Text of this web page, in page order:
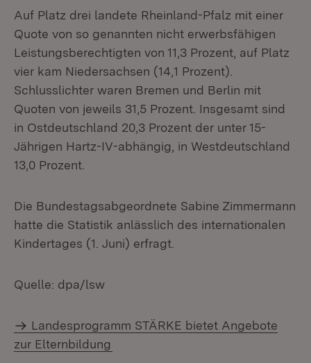
Auf Platz drei landete Rheinland-Pfalz mit einer
Quote von so genannten nicht erwerbsfähigen
Leistungsberechtigten von 11,3 Prozent, auf Platz
vier kam Niedersachsen (14,1 Prozent).
Schlusslichter waren Bremen und Berlin mit
Quoten von jeweils 31,5 Prozent. Insgesamt sind
in Ostdeutschland 20,3 Prozent der unter 15-
Jährigen Hartz-IV-abhängig, in Westdeutschland
13,0 Prozent.
Die Bundestagsabgeordnete Sabine Zimmermann
hatte die Statistik anlässlich des internationalen
Kindertages (1. Juni) erfragt.
Quelle: dpa/lsw
Landesprogramm STÄRKE bietet Angebote
zur Elternbildung